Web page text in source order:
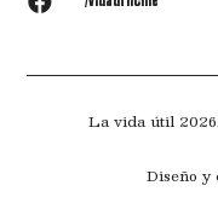
La vida útil
Diseño y